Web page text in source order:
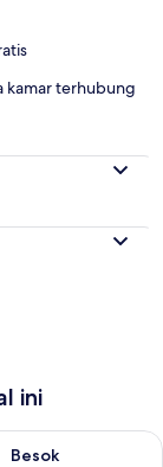
kamar terhubung
ini
Agu 8
Besok
untuk